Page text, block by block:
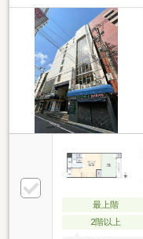
最上階
2階以上